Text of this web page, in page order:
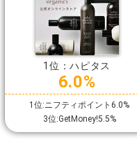
1位：ハピタス
6.0%
1位:ニフティポイント6.0%
3位:GetMoney!5.5%